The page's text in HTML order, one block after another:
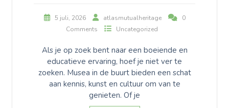
5 juli, 2026 atlasmutualheritage
0
Comments
Uncategorized
Als je op zoek bent naar een boeiende en
educatieve ervaring, hoef je niet ver te
zoeken. Musea in de buurt bieden een schat
aan kennis, kunst en cultuur om van te
genieten. Of je